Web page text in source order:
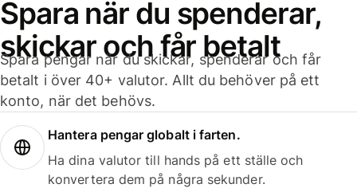
Spara när du spenderar,
skickar och får betalt
Spara pengar när du skickar, spenderar och får
betalt i över 40+ valutor. Allt du behöver på ett
konto, när det behövs.
Hantera pengar globalt i farten.
Ha dina valutor till hands på ett ställe och
konvertera dem på några sekunder.